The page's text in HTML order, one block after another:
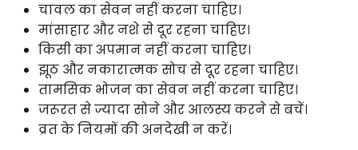
चावल का सेवन नहीं करना चाहिए।
मांसाहार और नशे से दूर रहना चाहिए।
किसी का अपमान नहीं करना चाहिए।
झूठ और नकारात्मक सोच से दूर रहना चाहिए।
तामसिक भोजन का सेवन नहीं करना चाहिए।
जरूरत से ज्यादा सोने और आलस्य करने से बचें।
व्रत के नियमों की अनदेखी न करें।